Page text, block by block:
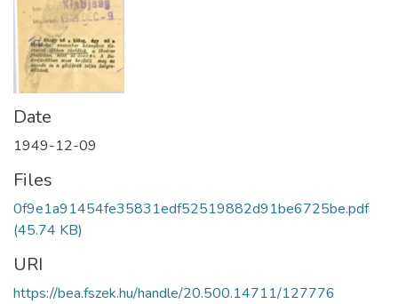
Date
1949-12-09
Files
0f9e1a91454fe35831edf52519882d91be6725be.pdf
(45.74 KB)
URI
https://bea.fszek.hu/handle/20.500.14711/127776